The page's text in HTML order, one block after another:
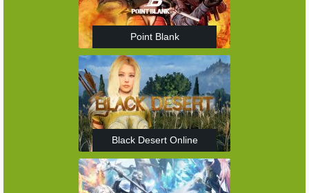
Point Blank
Black Desert Online